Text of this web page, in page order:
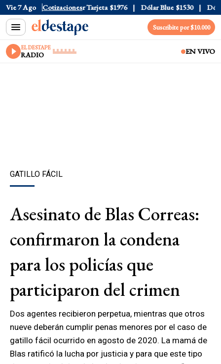
Vie 7 Ago Cotizaciones
$1520 Dólar Tarjeta $1976 Dólar Blue $1530 Dólar
Suscribite por $10.000
EL DESTAPE
RADIO EN VIVO
GATILLO FÁCIL
Asesinato de Blas Correas:
confirmaron la condena
para los policías que
participaron del crimen
Dos agentes recibieron perpetua, mientras que otros
nueve deberán cumplir penas menores por el caso de
gatillo fácil ocurrido en agosto de 2020. La mamá de
Blas ratificó la lucha por justicia y para que este tipo